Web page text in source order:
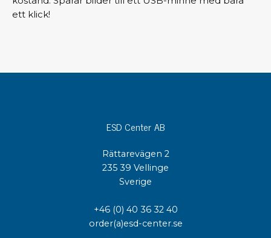
ett klick!
ESD Center AB
Rättarevägen 2
235 39 Vellinge
Sverige
+46 (0) 40 36 32 40
order(a)esd-center.se